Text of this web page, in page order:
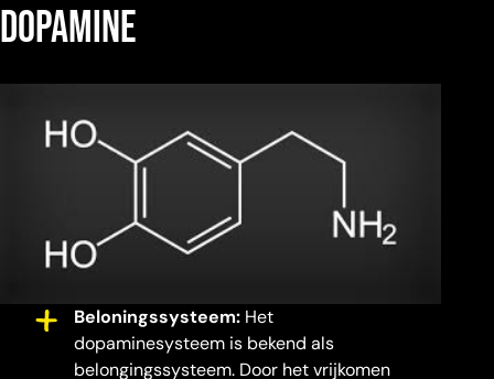
dopamine
Beloningssysteem: Het
dopaminesysteem is bekend als
belongingssysteem. Door het vrijkomen